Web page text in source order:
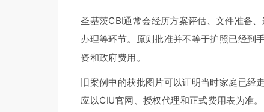
圣基茨CBI通常会经历方案评估、文件准备
办理等环节。原则批准并不等于护照已经到
资和政府费用。
旧案例中的获批图片可以证明当时家庭已经
应以CIU官网、授权代理和正式费用表为准。